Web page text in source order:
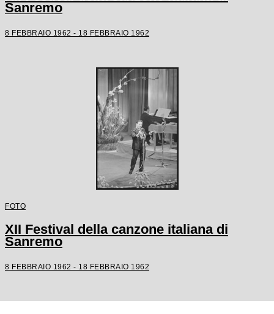
Sanremo
8 FEBBRAIO 1962 - 18 FEBBRAIO 1962
FOTO
XII Festival della canzone italiana di
Sanremo
8 FEBBRAIO 1962 - 18 FEBBRAIO 1962